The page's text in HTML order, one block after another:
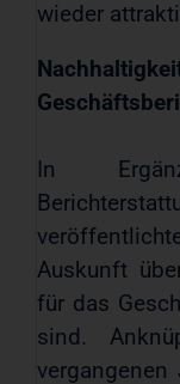
wieder
In
Auskunft
für das
sind.